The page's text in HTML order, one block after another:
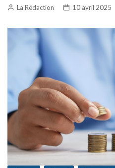
La Rédaction 10 avril 2025